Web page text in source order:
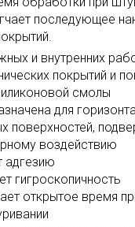
последующее
и внутренних
покрытий и
смолы
для
поверхностей,
воздействию
адгезию
гигроскопичность
открытое время